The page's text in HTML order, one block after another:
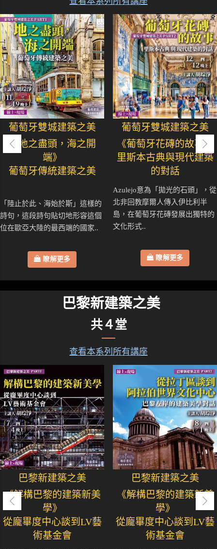
葡萄牙雙城建築之美
《地之盡頭，海之開
端》
葡萄牙傳統建築之美
「陸止於此、海始於斯」這樣的
詩句，這段詩句貼切地形容這個
位在歐亞大陸的最西端的國家..
瞭解更多
葡萄牙雙城建築之美
《葡萄牙花磚的故事》
里斯本古典與現代建築
的對話
Azulejo意為「拋光的石頭」，從
北非回教摩爾人傳入伊比利半
島，在葡萄牙花磚發展出獨特的
文化形式..
瞭解更多
巴黎新建築之美
共４堂
查看本系列所有講座
巴黎新建築之美
《解構巴黎的建築新美
學》
從龐畢度中心談到LV藝
術基金會
巴黎新建築之美
《解構巴黎的建築新美
學》
從龐畢度中心談到LV藝
術基金會